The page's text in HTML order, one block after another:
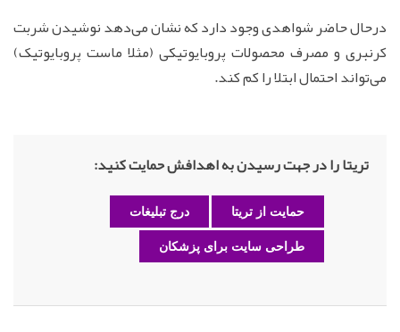
درحال حاضر شواهدی وجود دارد که نشان می‌دهد نوشیدن شربت
کرنبری و مصرف محصولات پروبایوتیکی (مثلا ماست پروبایوتیک)
می‌تواند احتمال ابتلا را کم کند.
تریتا را در جهت رسیدن به اهدافش حمایت کنید:
حمایت از تریتا درج تبلیغات
طراحی سایت برای پزشکان